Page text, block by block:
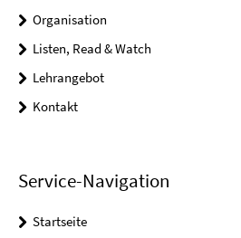
Organisation
Listen, Read & Watch
Lehrangebot
Kontakt
Service-Navigation
Startseite